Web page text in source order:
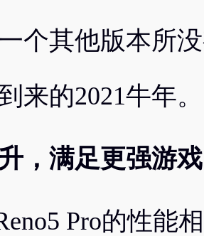
个其他版本所
来的2021牛年。
，满足更强游
Pro的性能